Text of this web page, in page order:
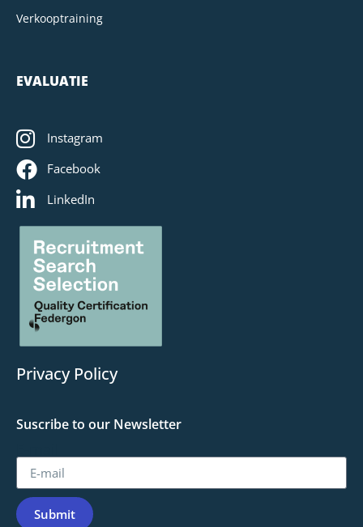
Verkooptraining
EVALUATIE
Instagram
Facebook
LinkedIn
Privacy Policy
Suscribe to our Newsletter
Submit